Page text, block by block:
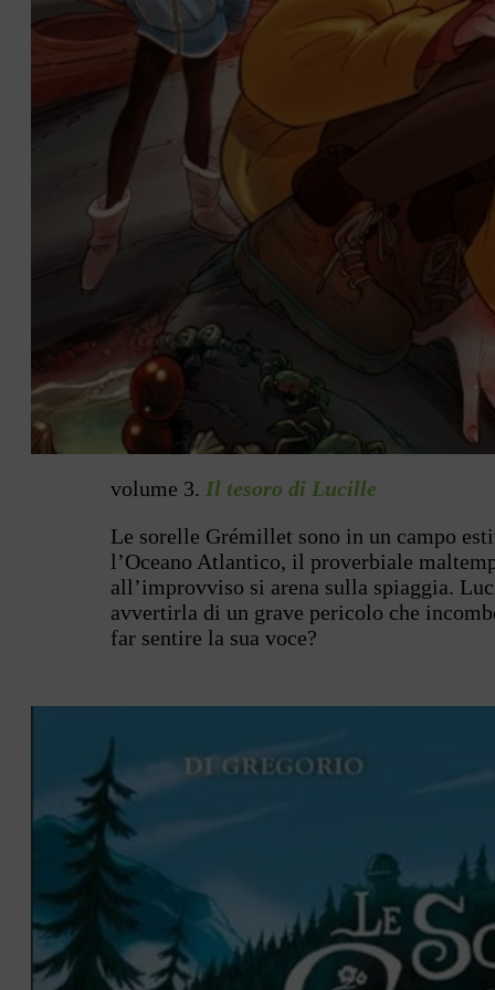
volume 3. Il tesoro di Lucille
Le sorelle Grémillet sono in un campo
l’Oceano Atlantico, il proverbiale
all’improvviso si arena sulla spiaggia.
avvertirla di un grave pericolo che
far sentire la sua voce?